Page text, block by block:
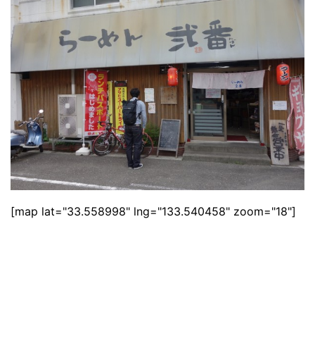
[map lat="33.558998" lng="133.540458" zoom="18"]